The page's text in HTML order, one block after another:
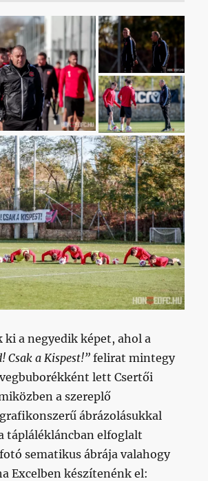
a negyedik képet, ahol a
Csak a Kispest!” felirat mintegy
lett Csertői
a szereplő
ábrázolásukkal
táplálékláncban elfoglalt
sematikus ábrája valahogy
Excelben készítenénk el: